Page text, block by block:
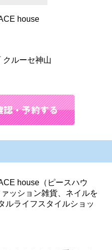
house
クルーセ神山
house（ピースハウ
ッション雑貨、ネイルを
ルライフスタイルショッ